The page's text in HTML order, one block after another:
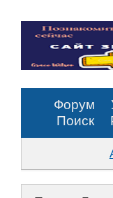
Форум
Поиск